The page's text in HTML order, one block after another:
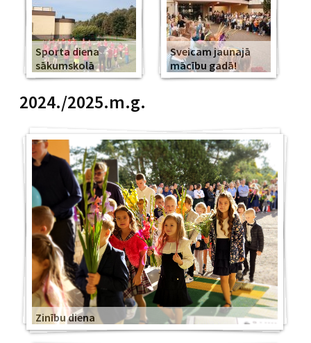
Sporta diena
sākumskolā
Sveicam jaunajā
mācību gadā!
2024./2025.m.g.
Zinību diena